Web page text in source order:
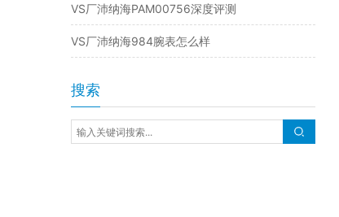
VS厂沛纳海PAM00756深度评测
VS厂沛纳海984腕表怎么样
搜索